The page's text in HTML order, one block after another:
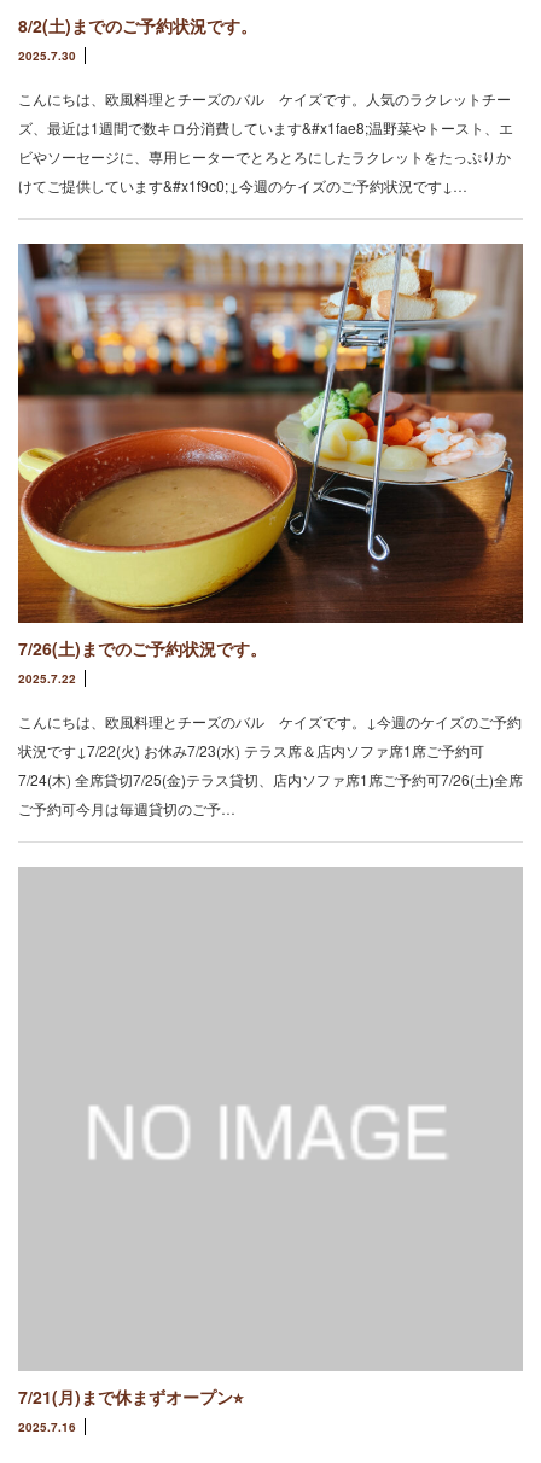
8/2(土)までのご予約状況です。
2025.7.30
こんにちは、欧風料理とチーズのバル ケイズです。人気のラクレットチー
ズ、最近は1週間で数キロ分消費しています&#x1fae8;温野菜やトースト、エ
ビやソーセージに、専用ヒーターでとろとろにしたラクレットをたっぷりか
けてご提供しています&#x1f9c0;↓今週のケイズのご予約状況です↓…
7/26(土)までのご予約状況です。
2025.7.22
こんにちは、欧風料理とチーズのバル ケイズです。↓今週のケイズのご予約
状況です↓7/22(火) お休み7/23(水) テラス席＆店内ソファ席1席ご予約可
7/24(木) 全席貸切7/25(金)テラス貸切、店内ソファ席1席ご予約可7/26(土)全席
ご予約可今月は毎週貸切のご予…
7/21(月)まで休まずオープン⭐︎
2025.7.16